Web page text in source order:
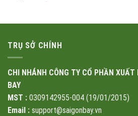
TRỤ SỞ CHÍNH
CHI NHÁNH CÔNG TY CỔ PHẦN XUẤT
BAY
MST : 0309142955-004 (19/01/2015)
Email : support@saigonbay.vn